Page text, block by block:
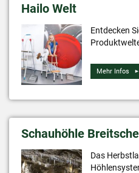
Hailo Welt
Entdecken
Mehr Infos
Schauhöhle
Das